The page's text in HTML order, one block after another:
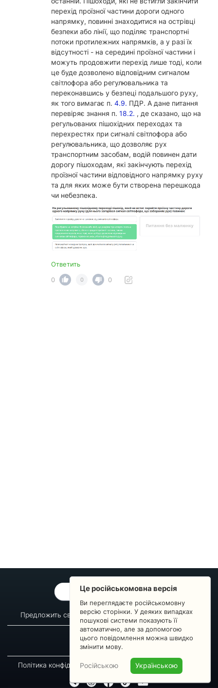
перехід проїзної частини дороги одного
напрямку, повинні знаходитися на острівці
безпеки або лінії, що поділяє транспортні
потоки протилежних напрямків, а у разі їх
відсутності - на середині проїзної частини і
можуть продовжити перехід лише тоді, коли
це буде дозволено відповідним сигналом
світлофора або регулювальника та
переконавшись у безпеці подальшого руху,
як того вимагає п. 4.9. ПДР. А дане питання
перевіряє знання п. 18.2. , де сказано, що на
регульованих пішохідних переходах та
перехрестях при сигналі світлофора або
регулювальника, що дозволяє рух
транспортним засобам, водій повинен дати
дорогу пішоходам, які закінчують перехід
проїзної частини відповідного напрямку руху
та для яких може бути створена перешкода
чи небезпека.
Ответить
0
0 0
ОБРАТНАЯ СВЯЗЬ
Предложить свой вопрос Статистика изменений
О сервисе
Преподавателям
Новости
Пульс страны
Політика конфіденційності Угода підписника
Це російськомовна версія
Ви переглядаєте російськомовну
версію сторінки. У деяких випадках
пошукові системи показують її
автоматично, але за допомогою
цього повідомлення можна швидко
змінити мову.
Російською Українською